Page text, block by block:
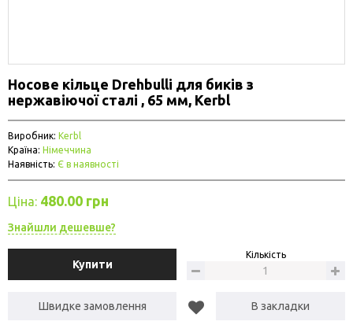
Носове кільце Drehbulli для биків з
нержавіючої сталі , 65 мм, Kerbl
Виробник: Kerbl
Країна: Німеччина
Наявність: Є в наявності
Ціна: 480.00 грн
Знайшли дешевше?
Купити
Кількість
Швидке замовлення В закладки